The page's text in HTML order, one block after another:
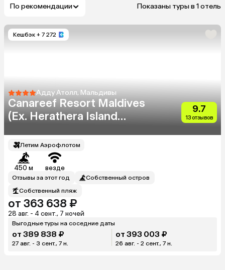
По рекомендации Показаны туры в 1 отель
Кешбэк + 7 272
Адду Атолл, Мальдивы
Canareef Resort Maldives
(Ex. Herathera Island
9.7
13 отзывов
Летим Аэрофлотом
450 м везде
Отзывы за этот год
Собственный остров
Собственный пляж
от 363 638 ₽
28 авг. - 4 сент., 7 ночей
Выгодные туры на соседние даты
от 389 838 ₽
27 авг. - 3 сент., 7 н.
от 393 003 ₽
26 авг. - 2 сент., 7 н.